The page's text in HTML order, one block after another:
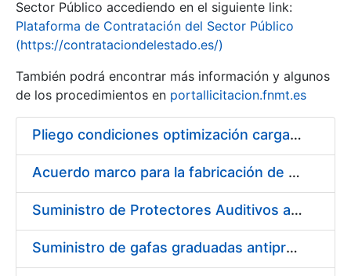
Sector Público accediendo en el siguiente link:
Plataforma de Contratación del Sector Público
(https://contrataciondelestado.es/)
También podrá encontrar más información y algunos
de los procedimientos en portallicitacion.fnmt.es
Pliego condiciones optimización cargas compras firmado
Acuerdo marco para la fabricación de piezas
Suministro de Protectores Auditivos a medida para las personas trabajadoras de los Centros de Trabajo de Madrid y Burgos
Suministro de gafas graduadas antiproyecciones para los trabajadores de la FNMT-RCM en los centros de trabajo de Madrid y Burgos